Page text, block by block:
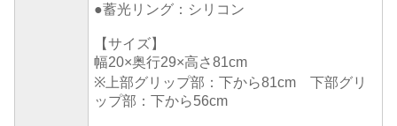
●蓄光リング：シリコン
【サイズ】
幅20×奥行29×高さ81cm
※上部グリップ部：下から81cm 下部グリ
ップ部：下から56cm